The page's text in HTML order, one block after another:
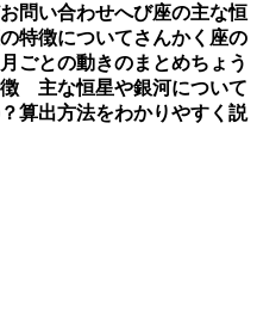
お問い合わせへび座の主な恒
特徴についてさんかく座の
ごとの動きのまとめちょう
主な恒星や銀河について
算出方法をわかりやすく説